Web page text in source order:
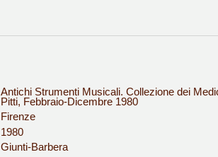
Antichi Strumenti Musicali. Collezione dei
Pitti, Febbraio-Dicembre 1980
Firenze
1980
Giunti-Barbera